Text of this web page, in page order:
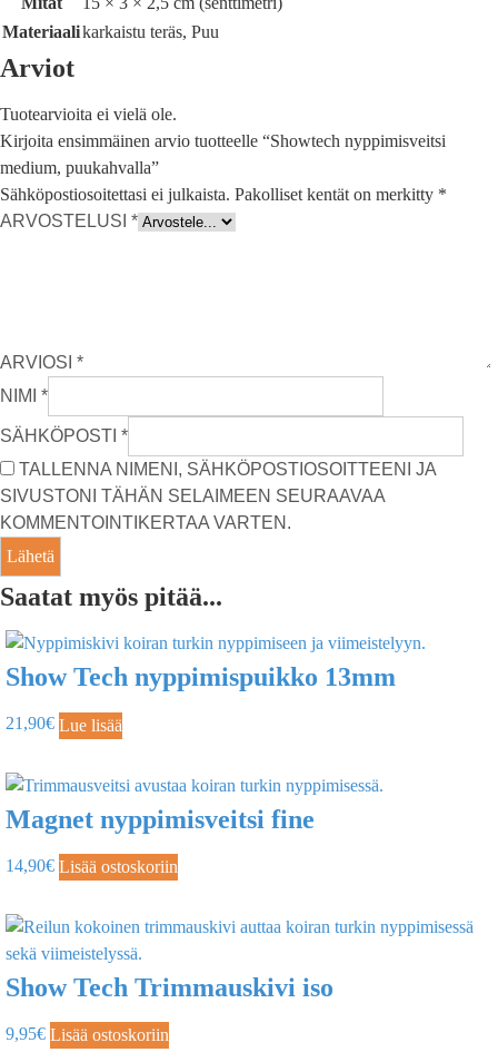
Materiaalikarkaistu teräs, Puu
Arviot
Tuotearvioita ei vielä ole.
Kirjoita ensimmäinen arvio tuotteelle “Showtech nyppimisveitsi
medium, puukahvalla”
Sähköpostiosoitettasi ei julkaista. Pakolliset kentät on merkitty *
ARVOSTELUSI *
ARVIOSI *
NIMI *
SÄHKÖPOSTI *
TALLENNA NIMENI, SÄHKÖPOSTIOSOITTEENI JA
SIVUSTONI TÄHÄN SELAIMEEN SEURAAVAA
KOMMENTOINTIKERTAA VARTEN.
Saatat myös pitää...
Show Tech nyppimispuikko 13mm
21,90€ Lue lisää
Magnet nyppimisveitsi fine
14,90€ Lisää ostoskoriin
Show Tech Trimmauskivi iso
9,95€ Lisää ostoskoriin